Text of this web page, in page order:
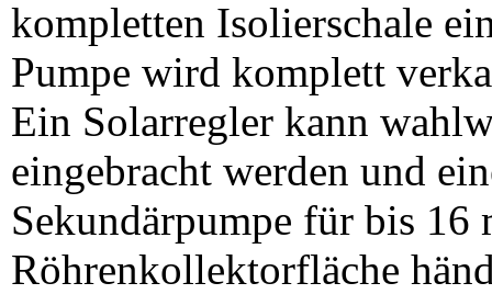
kompletten Isolierschale
Pumpe wird komplett
Ein Solarregler kann
eingebracht werden und
Sekundärpumpe für bis 16
Röhrenkollektorfläche